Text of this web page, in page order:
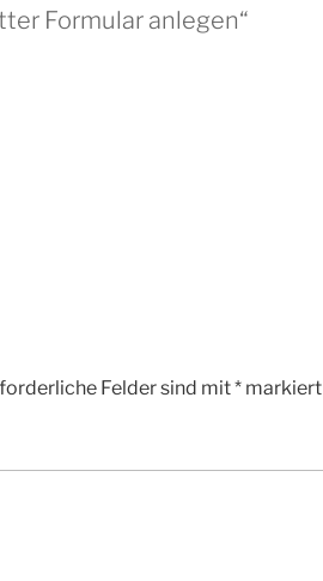
Formular anlegen“
Felder sind mit* markiert